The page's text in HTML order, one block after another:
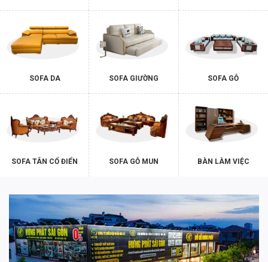
SOFA DA SOFA GIƯỜNG SOFA GỖ
SOFA TÂN CỔ ĐIỂN SOFA GỖ MUN BÀN LÀM VIỆC